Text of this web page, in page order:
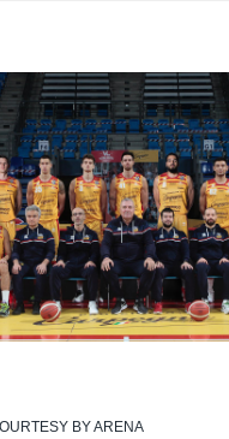
BY ARENA